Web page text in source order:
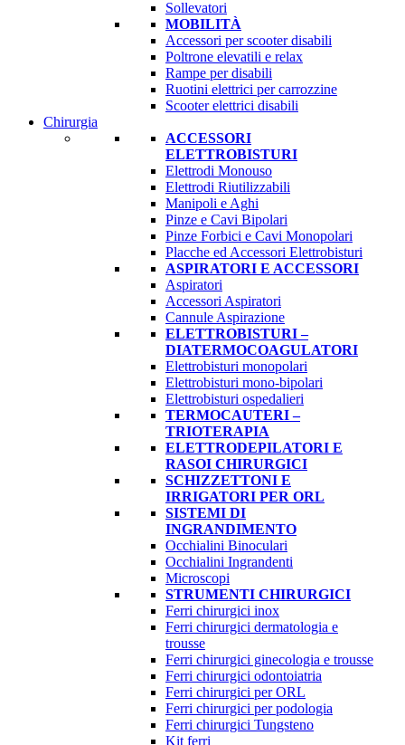
Sollevatori
MOBILITÀ
Accessori per scooter disabili
Poltrone elevatili e relax
Rampe per disabili
Ruotini elettrici per carrozzine
Scooter elettrici disabili
Chirurgia
ACCESSORI
ELETTROBISTURI
Elettrodi Monouso
Elettrodi Riutilizzabili
Manipoli e Aghi
Pinze e Cavi Bipolari
Pinze Forbici e Cavi Monopolari
Placche ed Accessori Elettrobisturi
ASPIRATORI E ACCESSORI
Aspiratori
Accessori Aspiratori
Cannule Aspirazione
ELETTROBISTURI –
DIATERMOCOAGULATORI
Elettrobisturi monopolari
Elettrobisturi mono-bipolari
Elettrobisturi ospedalieri
TERMOCAUTERI –
TRIOTERAPIA
ELETTRODEPILATORI E
RASOI CHIRURGICI
SCHIZZETTONI E
IRRIGATORI PER ORL
SISTEMI DI
INGRANDIMENTO
Occhialini Binoculari
Occhialini Ingrandenti
Microscopi
STRUMENTI CHIRURGICI
Ferri chirurgici inox
Ferri chirurgici dermatologia e
trousse
Ferri chirurgici ginecologia e trousse
Ferri chirurgici odontoiatria
Ferri chirurgici per ORL
Ferri chirurgici per podologia
Ferri chirurgici Tungsteno
Kit ferri